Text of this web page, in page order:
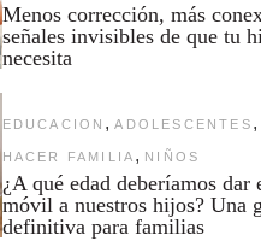
Menos corrección, más
señales invisibles de que tu
necesita
EDUCACION , ADOLESCENTES ,
HACER FAMILIA , NIÑOS
¿A qué edad deberíamos dar
móvil a nuestros hijos? Una
definitiva para familias